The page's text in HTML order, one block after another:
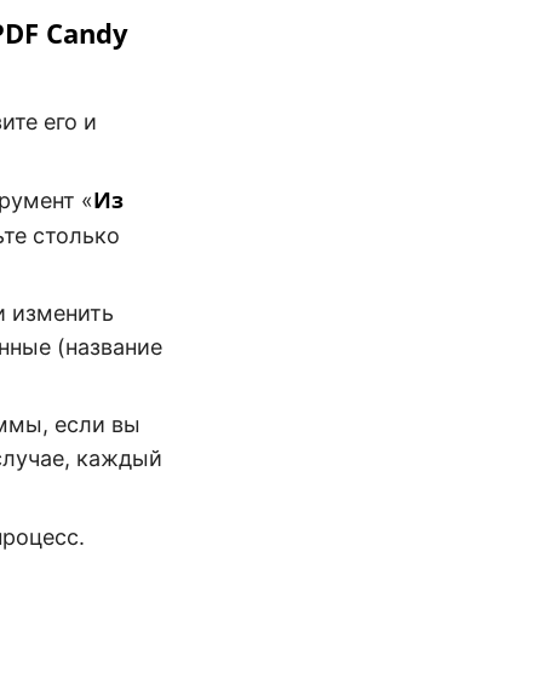
Candy
его и
«Из
столько
изменить
(название
если вы
каждый